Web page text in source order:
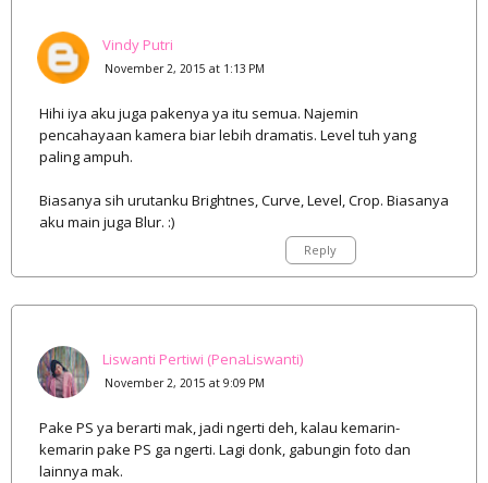
Vindy Putri
November 2, 2015 at 1:13 PM
Hihi iya aku juga pakenya ya itu semua. Najemin
pencahayaan kamera biar lebih dramatis. Level tuh yang
paling ampuh.
Biasanya sih urutanku Brightnes, Curve, Level, Crop. Biasanya
aku main juga Blur. :)
Reply
Liswanti Pertiwi (PenaLiswanti)
November 2, 2015 at 9:09 PM
Pake PS ya berarti mak, jadi ngerti deh, kalau kemarin-
kemarin pake PS ga ngerti. Lagi donk, gabungin foto dan
lainnya mak.